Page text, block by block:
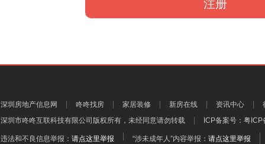
注册
深圳房地产信息网 咚咚找房 家居装修 新房在线 资讯中心
深圳市咚咚互联科技有限公司 版权所有，未经同意请勿转载 ICP备案号： 粤ICP
违法和不良信息举报： 请点这里举报 “涉未成年人”内容举报： 请点这里举报